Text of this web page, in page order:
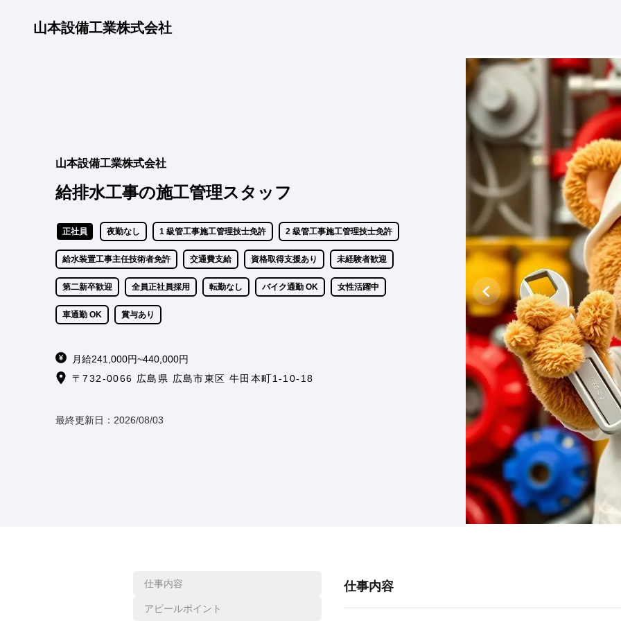
山本設備工業株式会社
山本設備工業株式会社
給排水工事の施工管理スタッフ
正社員 夜勤なし 1 級管工事施工管理技士免許 2 級管工事施工管理技士免許
給水装置工事主任技術者免許 交通費支給 資格取得支援あり 未経験者歓迎
第二新卒歓迎 全員正社員採用 転勤なし バイク通勤 OK 女性活躍中
車通勤 OK 賞与あり
月給241,000円~440,000円
〒732-0066 広島県 広島市東区 牛田本町1-10-18
最終更新日： 2026/08/03
仕事内容
アピールポイント
仕事内容